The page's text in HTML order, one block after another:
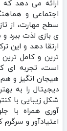
ارائه می‌ دهد
اجتماعی و
سطح مهارت، از
ی بازی لذت ببرد
ارتقا دهد و این
ترین و کامل‌
است، تجربه‌ ای
هیجان‌ انگیز و هم
دیجیتال را به
آوری همراه با
اعتیادآور و